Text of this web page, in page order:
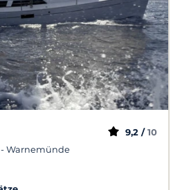
- Warnemünde
9,2 / 10